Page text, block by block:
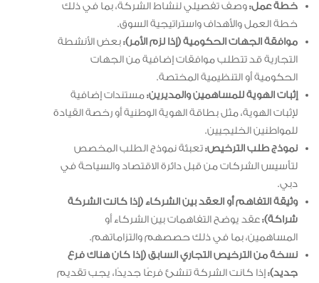
خطة عمل:وصف تفصيلي لنشاط الشركة، بما في ذلك
خطة العمل والأهداف واستراتيجية السوق.
موافقة الجهات الحكومية (إذا لزم الأمر):بعض الأنشطة
التجارية قد تتطلب موافقات إضافية من الجهات
الحكومية أو التنظيمية المختصة.
إثبات الهوية للمساهمين والمديرين:مستندات إضافية
لإثبات الهوية، مثل بطاقة الهوية الوطنية أو رخصة القيادة
للمواطنين الخليجيين.
نموذج طلب الترخيص:تعبئة نموذج الطلب المخصص
لتأسيس الشركات من قبل دائرة الاقتصاد والسياحة في
دبي.
وثيقة التفاهم أو العقد بين الشركاء (إذا كانت الشركة
شراكة):عقد يوضح التفاهمات بين الشركاء أو
المساهمين، بما في ذلك حصصهم والتزاماتهم.
نسخة من الترخيص التجاري السابق (إذا كان هناك فرع
جديد):إذا كانت الشركة تنشئ فرعًا جديدًا، يجب تقديم